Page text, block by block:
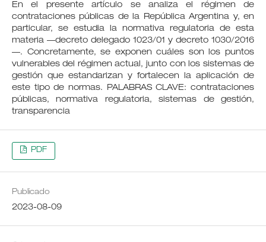
En el presente artículo se analiza el régimen de
contrataciones públicas de la República Argentina y, en
particular, se estudia la normativa regulatoria de esta
materia —decreto delegado 1023/01 y decreto 1030/2016
—. Concretamente, se exponen cuáles son los puntos
vulnerables del régimen actual, junto con los sistemas de
gestión que estandarizan y fortalecen la aplicación de
este tipo de normas. PALABRAS CLAVE: contrataciones
públicas, normativa regulatoria, sistemas de gestión,
transparencia
PDF
Publicado
2023-08-09